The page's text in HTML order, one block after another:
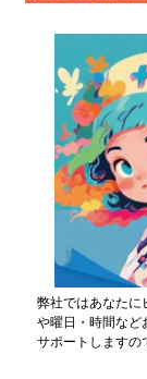
弊社ではあなたに
や曜日・時間など
サポートしますの